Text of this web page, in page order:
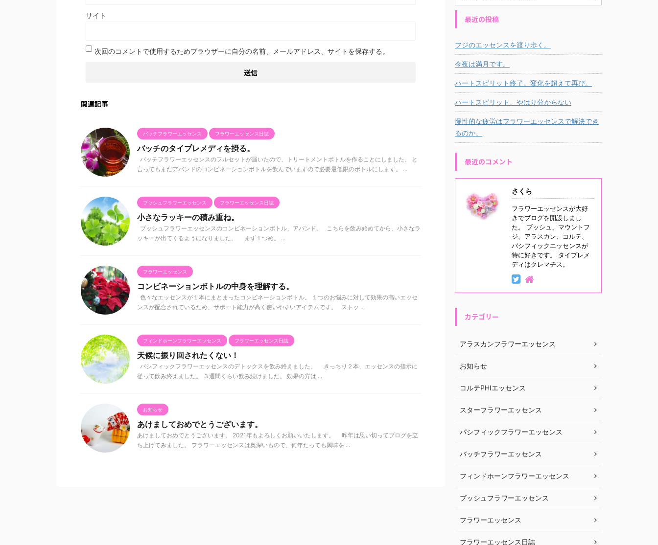
サイト
次回のコメントで使用するためブラウザーに自分の名前、メールアドレス、サイトを保存する。
関連記事
バッチフラワーエッセンス フラワーエッセンス日誌
バッチのタイプレメディを摂る。
バッチフラワーエッセンスのフルセットが届いたので、トリートメントボトルを作ることにしました。 と
言ってもまだアバンドのコンビネーションボトルを飲んでいますので必要最低限のボトルにします。 ...
ブッシュフラワーエッセンス フラワーエッセンス日誌
小さなラッキーの積み重ね。
ブッシュフラワーエッセンスのコンビネーションボトル、アバンド。 こちらを飲み始めてから、小さなラ
ッキーが出てくるようになりました。 まず１つめ。 ...
フラワーエッセンス
コンビネーションボトルの中身を理解する。
色々なエッセンスが１本にまとまったコンビネーションボトル。 １つのお悩みに対して効果の高いエッセ
ンスが配合されているため、サポート能力が高く使いやすいアイテムです。 ストッ ...
フィンドホーンフラワーエッセンス フラワーエッセンス日誌
天候に振り回されたくない！
パシフィックフラワーエッセンスのデトックスを飲み終えました。 きっちり２本、エッセンスの指示に
従って飲み終えました。 ３週間くらい飲み続けました。 効果の方は ...
お知らせ
あけましておめでとうございます。
あけましておめでとうございます。 2021年もよろしくお願いいたします。 昨年は思い切ってブログを立
ち上げてみました。 フラワーエッセンスは奥深いもので、何年たっても興味を ...
最近の投稿
フジのエッセンスを渡り歩く。
今夜は満月です。
ハートスピリット終了。変化を超えて再び。
ハートスピリット、やはり分からない
慢性的な疲労はフラワーエッセンスで解決でき
るのか。
最近のコメント
さくら
フラワーエッセンスが大好
きでブログを開設しまし
た。 ブッシュ、マウントフ
ジ、アラスカン、コルテ、
パシフィックエッセンスが
特に好きです。 タイプレメ
ディはクレマチス。
カテゴリー
アラスカンフラワーエッセンス
お知らせ
コルテPHIエッセンス
スターフラワーエッセンス
パシフィックフラワーエッセンス
バッチフラワーエッセンス
フィンドホーンフラワーエッセンス
ブッシュフラワーエッセンス
フラワーエッセンス
フラワーエッセンス日誌